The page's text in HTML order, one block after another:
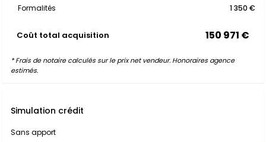
Formalités 1 350 €
Coût total acquisition 150 971 €
* Frais de notaire calculés sur le prix net vendeur. Honoraires agence
estimés.
Simulation crédit
Sans apport